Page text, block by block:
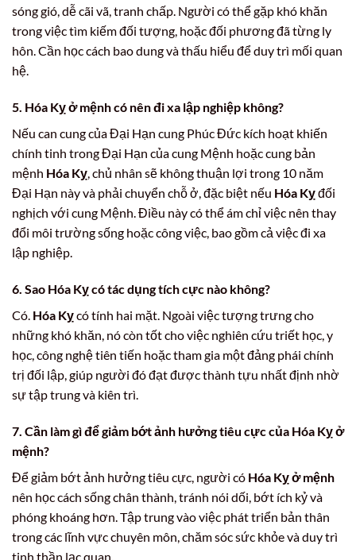
sóng gió, dễ cãi vã, tranh chấp. Người có thể gặp khó khăn
trong việc tìm kiếm đối tượng, hoặc đối phương đã từng ly
hôn. Cần học cách bao dung và thấu hiểu để duy trì mối quan
hệ.
5. Hóa Kỵ ở mệnh có nên đi xa lập nghiệp không?
Nếu can cung của Đại Hạn cung Phúc Đức kích hoạt khiến
chính tinh trong Đại Hạn của cung Mệnh hoặc cung bản
mệnh Hóa Kỵ, chủ nhân sẽ không thuận lợi trong 10 năm
Đại Hạn này và phải chuyển chỗ ở, đặc biệt nếu Hóa Kỵđối
nghịch với cung Mệnh. Điều này có thể ám chỉ việc nên thay
đổi môi trường sống hoặc công việc, bao gồm cả việc đi xa
lập nghiệp.
6. Sao Hóa Kỵ có tác dụng tích cực nào không?
Có. Hóa Kỵcó tính hai mặt. Ngoài việc tượng trưng cho
những khó khăn, nó còn tốt cho việc nghiên cứu triết học, y
học, công nghệ tiên tiến hoặc tham gia một đảng phái chính
trị đối lập, giúp người đó đạt được thành tựu nhất định nhờ
sự tập trung và kiên trì.
7. Cần làm gì để giảm bớt ảnh hưởng tiêu cực của Hóa Kỵ ở
mệnh?
Để giảm bớt ảnh hưởng tiêu cực, người có Hóa Kỵ ở mệnh
nên học cách sống chân thành, tránh nói dối, bớt ích kỷ và
phóng khoáng hơn. Tập trung vào việc phát triển bản thân
trong các lĩnh vực chuyên môn, chăm sóc sức khỏe và duy trì
tinh thần lạc quan.